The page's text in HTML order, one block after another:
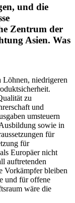
und die
Zentrum der
Asien. Was
niedrigeren
zu
und
umsteuern
sowie in
für
für
Europäer nicht
auftretenden
Vorkämpfer bleiben
und für offene
wäre die